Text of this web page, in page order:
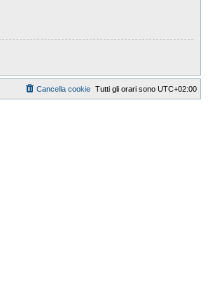
Tutti gli orari sono UTC+02:00
Cancella cookie